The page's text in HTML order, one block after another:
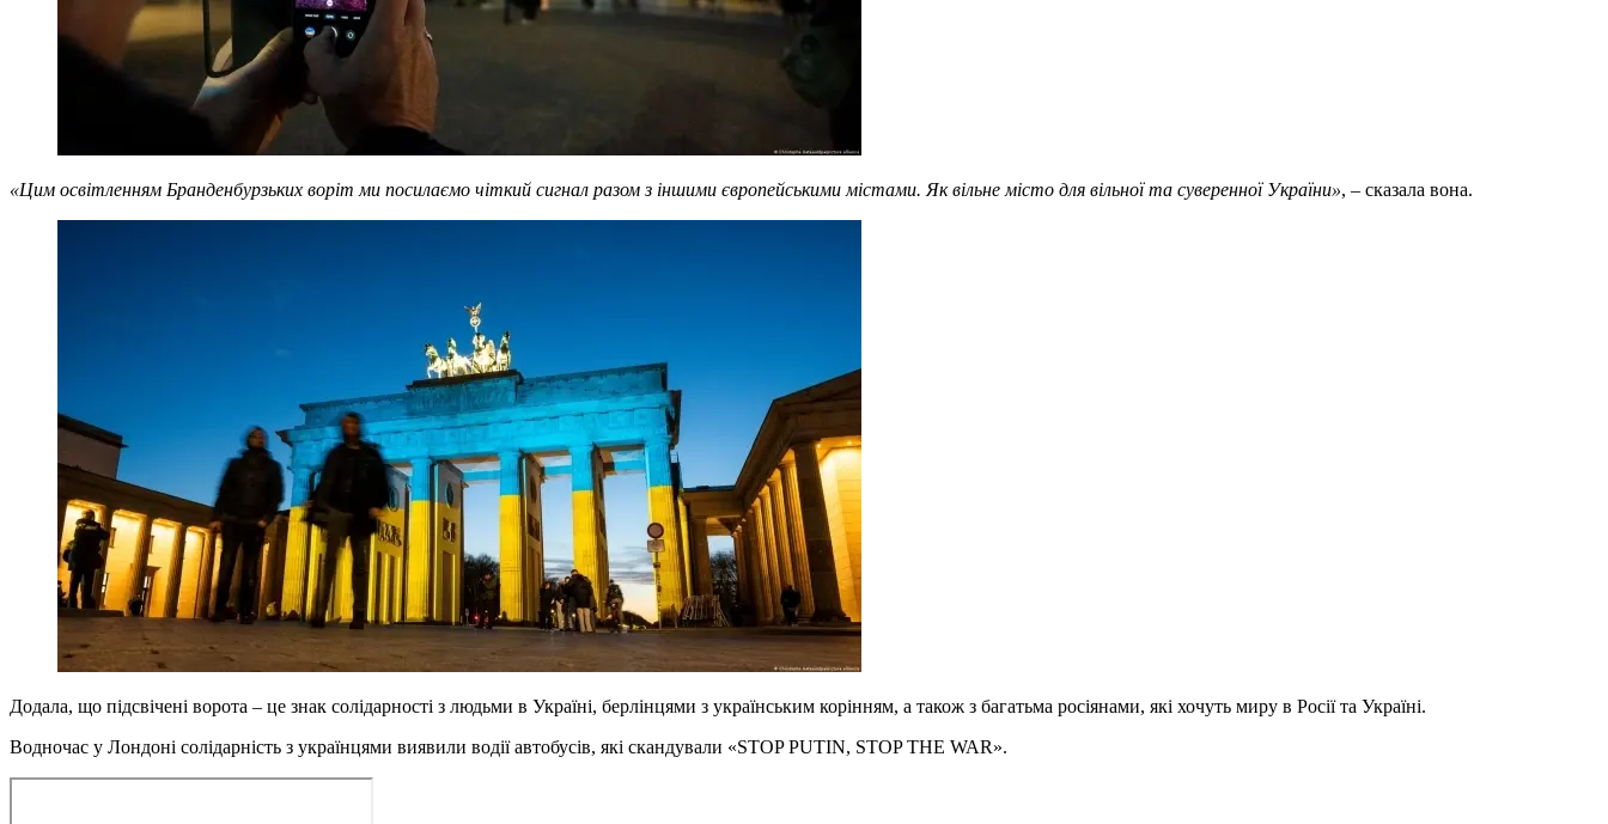
«Цим освітленням Бранденбурзьких воріт ми посилаємо чіткий сигнал разом з іншими європейськими містами. Як вільне місто для вільної та суверенної України», – сказала вона.
Додала, що підсвічені ворота – це знак солідарності з людьми в Україні, берлінцями з українським корінням, а також з багатьма росіянами, які хочуть миру в Росії та Україні.
Водночас у Лондоні солідарність з українцями виявили водії автобусів, які скандували «STOP PUTIN, STOP THE WAR».